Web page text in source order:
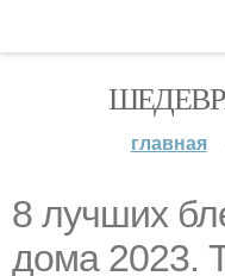
главная
8 лучших
дома 2023.